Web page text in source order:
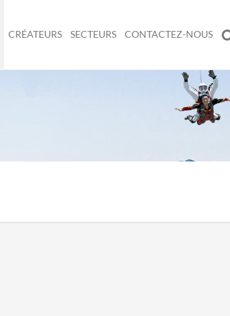
CRÉATEURS SECTEURS CONTACTEZ-NOUS